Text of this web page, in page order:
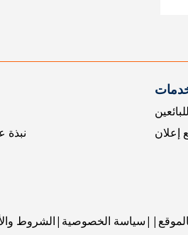
إعلان
الشروط سياسة الخصوصية